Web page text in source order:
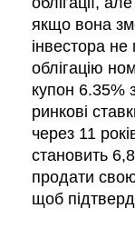
якщо вона
інвестора
облігацію
купон 6.35%
ринкові
через 11
становить
продати
щоб